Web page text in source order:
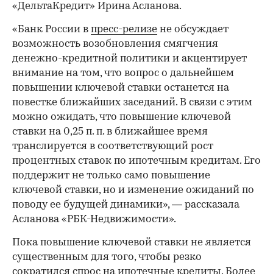
«ДельтаКредит» Ирина Асланова.
«Банк России в пресс-релизе не обсуждает
возможность возобновления смягчения
денежно-кредитной политики и акцентирует
внимание на том, что вопрос о дальнейшем
повышении ключевой ставки останется на
повестке ближайших заседаний. В связи с этим
можно ожидать, что повышение ключевой
ставки на 0,25 п. п. в ближайшее время
транслируется в соответствующий рост
процентных ставок по ипотечным кредитам. Его
поддержит не только само повышение
ключевой ставки, но и изменение ожиданий по
поводу ее будущей динамики», — рассказала
Асланова «РБК-Недвижимости».
Пока повышение ключевой ставки не является
существенным для того, чтобы резко
сократился спрос на ипотечные кредиты. Более